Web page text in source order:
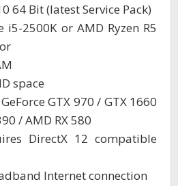
64 Bit (latest Service Pack)
i5-2500K or AMD Ryzen R5
space
GTX 970 / GTX 1660
/ AMD RX 580
DirectX 12 compatible
Internet connection